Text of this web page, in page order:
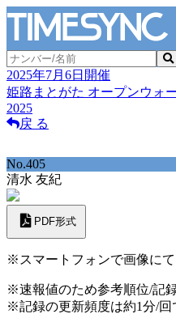
2025年7月6日開催
姫路まとがた オープンウォ
2025
戻 る
No.405
清水 友紀
PDF形式
※スマートフォンで画像に
※速報値のため参考順位/記
※記録の更新頻度は約1分/回